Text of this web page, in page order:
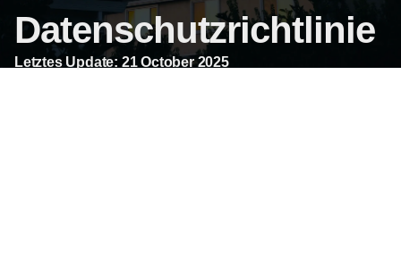
Datenschutzrichtlinie
Letztes Update: 21 October 2025